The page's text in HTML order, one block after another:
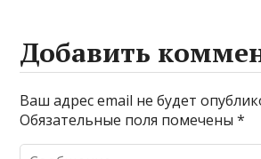
Добавить
Ваш адрес email не будет
Обязательные поля помечены*